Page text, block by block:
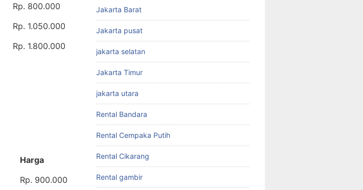
Rp. 800.000
Rp. 1.050.000
Rp. 1.800.000
Harga
Rp. 900.000
Jakarta Barat
Jakarta pusat
jakarta selatan
Jakarta Timur
jakarta utara
Rental Bandara
Rental Cempaka Putih
Rental Cikarang
Rental gambir